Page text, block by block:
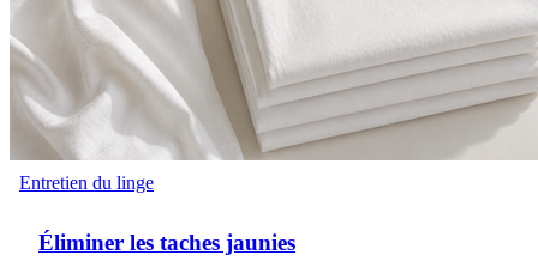
Entretien du linge
Éliminer les taches jaunies